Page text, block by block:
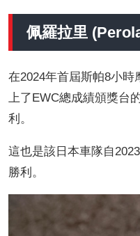
佩羅拉里
在2024年首屆斯帕8小時
上了EWC總成績頒獎台
利。
這也是該日本車隊自
勝利。